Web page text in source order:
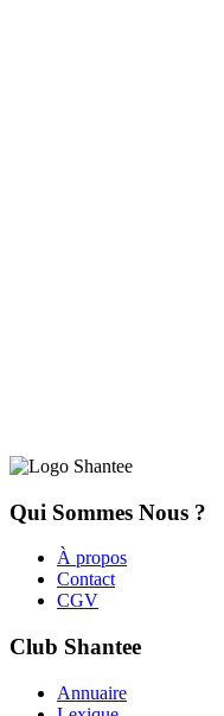
Qui Sommes Nous ?
À propos
Contact
CGV
Club Shantee
Annuaire